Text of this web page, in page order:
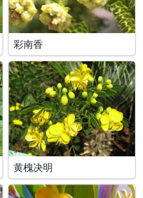
彩南香
黄槐决明